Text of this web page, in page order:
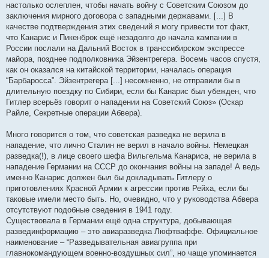
настолько ослеплен, чтобы начать войну с Советским Союзом до
заключения мирного договора с западными державами. [...] В
качестве подтверждения этих сведений я могу привести тот факт,
что Канарис и Пикенброк ещё незадолго до начала кампании в
России послали на Дальний Восток в транссибирском экспрессе
майора, позднее подполковника Эйзентрегера. Восемь часов спустя,
как он оказался на китайской территории, началась операция
“Барбаросса”. Эйзентрегера [...] несомненно, не отправили бы в
длительную поездку по Сибири, если бы Канарис был убежден, что
Гитлер всерьёз говорит о нападении на Советский Союз» (Оскар
Райле, Секретные операции Абвера).
Много говорится о том, что советская разведка не верила в
нападение, что лично Сталин не верил в начало войны. Немецкая
разведка(!), в лице своего шефа Вильгельма Канариса, не верила в
нападение Германии на СССР до окончания войны на западе! А ведь
именно Канарис должен был бы докладывать Гитлеру о
приготовлениях Красной Армии к агрессии против Рейха, если бы
таковые имели место быть. Но, очевидно, что у руководства Абвера
отсутствуют подобные сведения в 1941 году.
Существовала в Германии ещё одна структура, добывающая
развединформацию – это авиаразведка Люфтваффе. Официальное
наименование – “Разведывательная авиагруппа при
главнокомандующем военно-воздушных сил”, но чаще упоминается